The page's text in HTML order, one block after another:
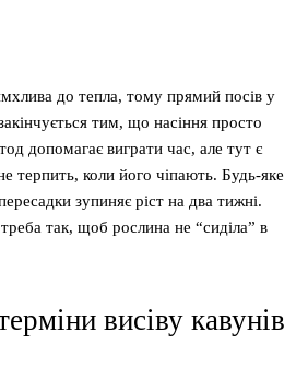
до тепла, тому прямий посів у
тим, що насіння просто
допомагає виграти час, але тут є
терпить, коли його чіпають. Будь-яке
зупиняє ріст на два тижні.
так, щоб рослина не “сиділа” в
висіву кавунів